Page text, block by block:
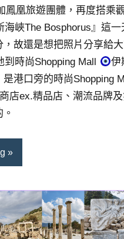
鳳凰旅遊團體，再度搭乘
峽The Bosphorus』這一
故還是想把照片分享給大
到時尚Shopping Mall
伊
港口旁的時尚Shopping
店ex.精品店、潮流品牌及